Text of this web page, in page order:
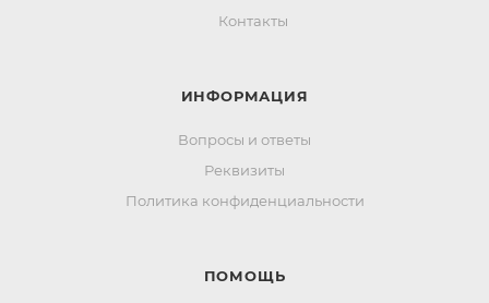
Контакты
ИНФОРМАЦИЯ
Вопросы и ответы
Реквизиты
Политика конфиденциальности
ПОМОЩЬ